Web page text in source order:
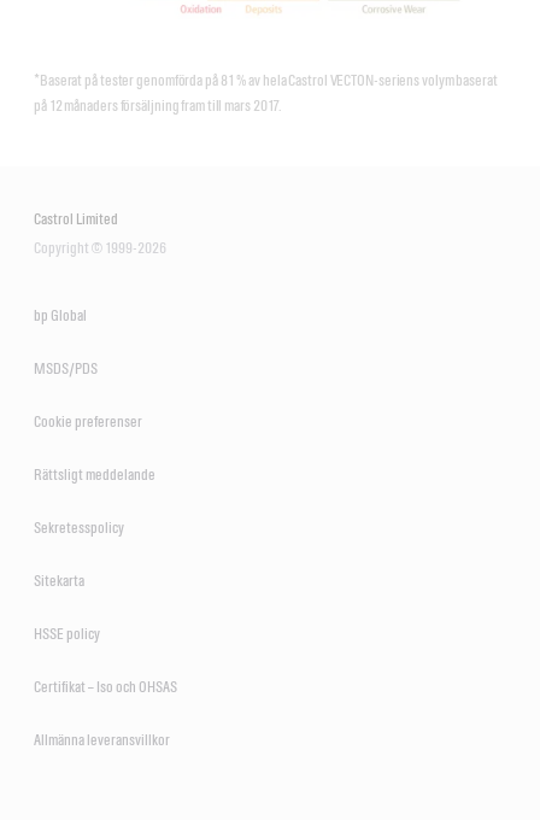
*Baserat på tester genomförda på 81 % av hela Castrol VECTON-seriens volym baserat
på 12 månaders försäljning fram till mars 2017.
Castrol Limited
Copyright © 1999-2026
bp Global
MSDS/PDS
Cookie preferenser
Rättsligt meddelande
Sekretesspolicy
Sitekarta
HSSE policy
Certifikat – Iso och OHSAS
Allmänna leveransvillkor